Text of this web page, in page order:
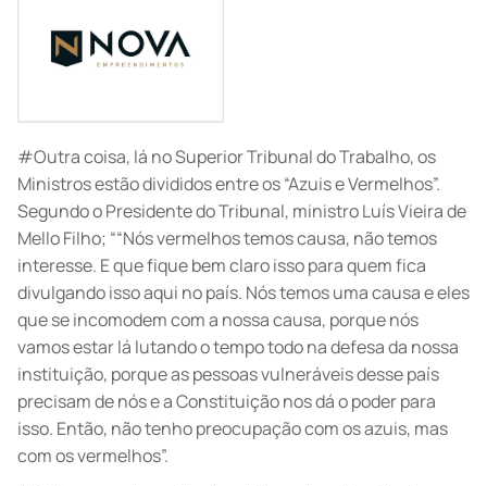
#Outra coisa, lá no Superior Tribunal do Trabalho, os
Ministros estão divididos entre os “Azuis e Vermelhos”.
Segundo o Presidente do Tribunal, ministro Luís Vieira de
Mello Filho; ““Nós vermelhos temos causa, não temos
interesse. E que fique bem claro isso para quem fica
divulgando isso aqui no país. Nós temos uma causa e eles
que se incomodem com a nossa causa, porque nós
vamos estar lá lutando o tempo todo na defesa da nossa
instituição, porque as pessoas vulneráveis desse país
precisam de nós e a Constituição nos dá o poder para
isso. Então, não tenho preocupação com os azuis, mas
com os vermelhos”.